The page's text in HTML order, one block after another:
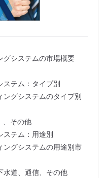
グシステムの市場概要
ステム：タイプ別
グシステムのタイプ別
、その他
ステム：用途別
ングシステムの用途別市
道、通信、その他